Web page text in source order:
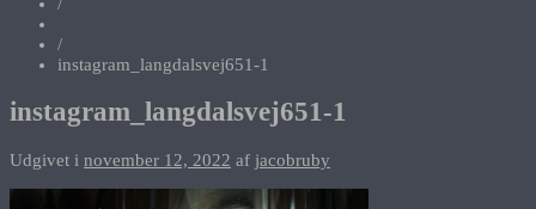
/
instagram_langdalsvej651-1
instagram_langdalsvej651-1
Udgivet i november 12, 2022 af jacobruby